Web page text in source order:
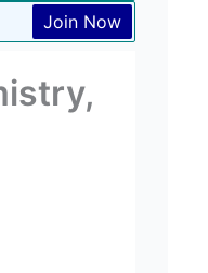
Join Now